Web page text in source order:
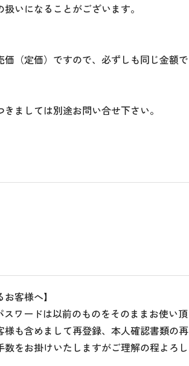
いになることがございます。
（定価）ですので、必ずしも同じ金額で
ましては別途お問い合せ下さい。
客様へ】
スワードは以前のものをそのままお使い頂
も含めまして再登録、本人確認書類の再
をお掛けいたしますがご理解の程よろし